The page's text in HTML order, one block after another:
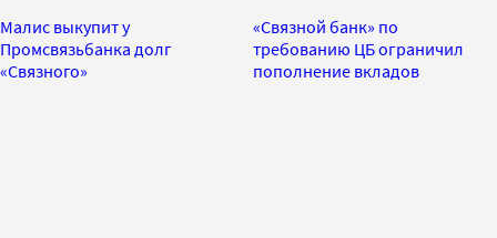
Малис выкупит у
Промсвязьбанка долг
«Связного»
«Связной банк» по
требованию ЦБ ограничил
пополнение вкладов